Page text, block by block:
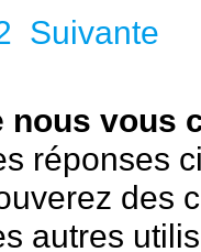
Suivante
nous vous
réponses
des
autres